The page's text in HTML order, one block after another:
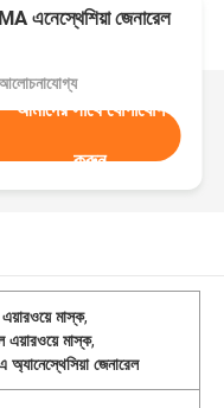
এনেস্থেশিয়া জেনারেল
আমাদের সাথে যোগাযোগ
করুন
এয়ারওয়ে মাস্ক,
এয়ারওয়ে মাস্ক,
জেনারেল